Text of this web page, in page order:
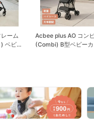
ーム
ベビー
Acbee plus AO コン
(Combi) B型ベビーカ